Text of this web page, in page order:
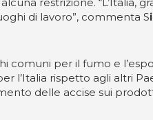
di lavoro”, commenta S
per il fumo e
l’Italia rispetto agli altri
delle accise sui